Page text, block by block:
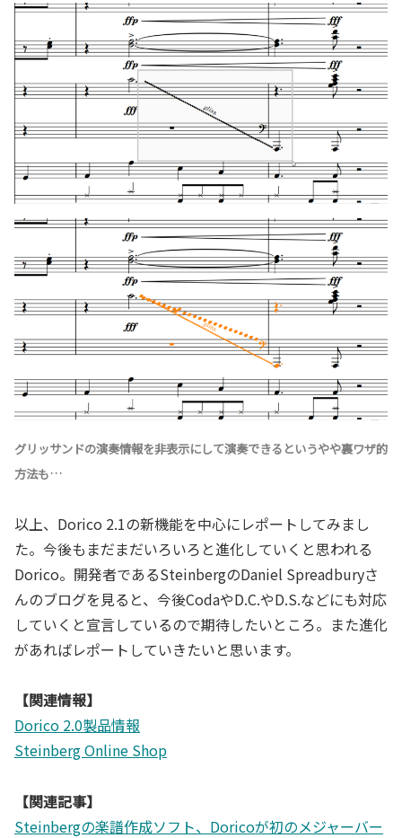
グリッサンドの演奏情報を非表示にして演奏できるというやや裏ワザ的
方法も…
以上、Dorico 2.1の新機能を中心にレポートしてみまし
た。今後もまだまだいろいろと進化していくと思われる
Dorico。開発者であるSteinbergのDaniel Spreadburyさ
んのブログを見ると、今後CodaやD.C.やD.S.などにも対応
していくと宣言しているので期待したいところ。また進化
があればレポートしていきたいと思います。
【関連情報】
Dorico 2.0製品情報
Steinberg Online Shop
【関連記事】
Steinbergの楽譜作成ソフト、Doricoが初のメジャーバー